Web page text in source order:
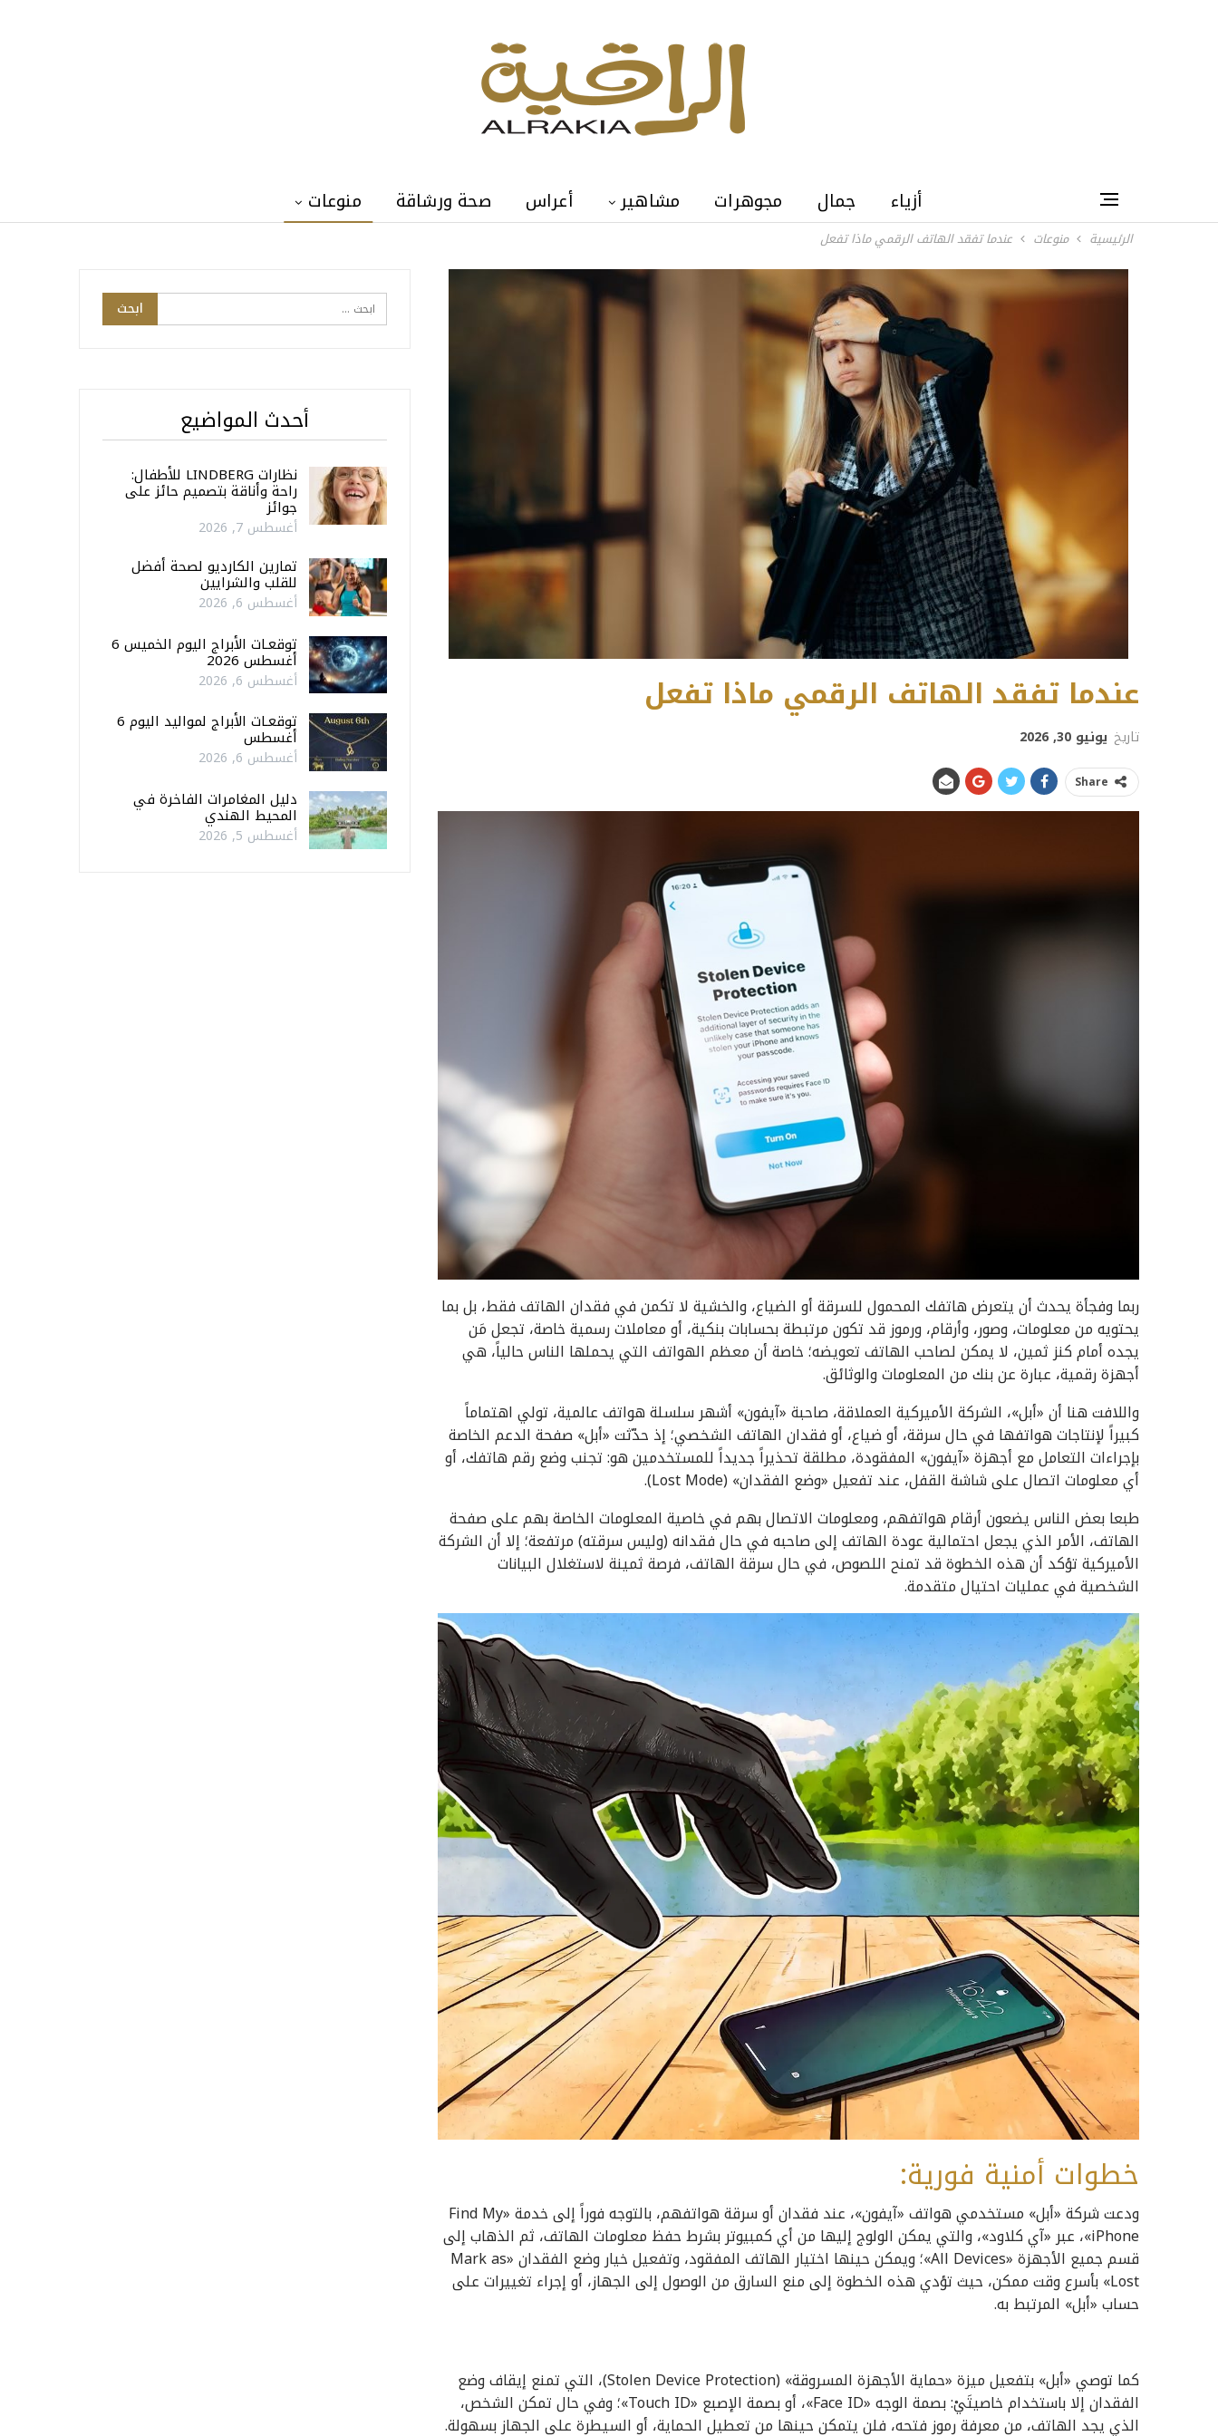
أزياء جمال مجوهرات مشاهير أعراس صحة ورشاقة منوعات
الرئيسية منوعات عندما تفقد الهاتف الرقمي ماذا تفعل
عندما تفقد الهاتف الرقمي ماذا تفعل
تاريخ يونيو 30, 2026
Share
ربما وفجأة يحدث أن يتعرض هاتفك المحمول للسرقة أو الضياع، والخشية لا تكمن في فقدان الهاتف فقط، بل بما
يحتويه من معلومات، وصور، وأرقام، ورموز قد تكون مرتبطة بحسابات بنكية، أو معاملات رسمية خاصة، تجعل مَن
يجده أمام كنز ثمين، لا يمكن لصاحب الهاتف تعويضه؛ خاصة أن معظم الهواتف التي يحملها الناس حالياً، هي
أجهزة رقمية، عبارة عن بنك من المعلومات والوثائق.
واللافت هنا أن «أبل»، الشركة الأميركية العملاقة، صاحبة «آيفون» أشهر سلسلة هواتف عالمية، تولي اهتماماً
كبيراً لإنتاجات هواتفها في حال سرقة، أو ضياع، أو فقدان الهاتف الشخصي؛ إذ حدّثت «أبل» صفحة الدعم الخاصة
بإجراءات التعامل مع أجهزة «آيفون» المفقودة، مطلقة تحذيراً جديداً للمستخدمين هو: تجنب وضع رقم هاتفك، أو
أي معلومات اتصال على شاشة القفل، عند تفعيل «وضع الفقدان» (Lost Mode).
طبعا بعض الناس يضعون أرقام هواتفهم، ومعلومات الاتصال بهم في خاصية المعلومات الخاصة بهم على صفحة
الهاتف، الأمر الذي يجعل احتمالية عودة الهاتف إلى صاحبه في حال فقدانه (وليس سرقته) مرتفعة؛ إلا أن الشركة
الأميركية تؤكد أن هذه الخطوة قد تمنح اللصوص، في حال سرقة الهاتف، فرصة ثمينة لاستغلال البيانات
الشخصية في عمليات احتيال متقدمة.
خطوات أمنية فورية:
ودعت شركة «أبل» مستخدمي هواتف «آيفون»، عند فقدان أو سرقة هواتفهم، بالتوجه فوراً إلى خدمة «Find My
iPhone»، عبر «آي كلاود»، والتي يمكن الولوج إليها من أي كمبيوتر بشرط حفظ معلومات الهاتف، ثم الذهاب إلى
قسم جميع الأجهزة «All Devices»؛ ويمكن حينها اختيار الهاتف المفقود، وتفعيل خيار وضع الفقدان «Mark as
Lost» بأسرع وقت ممكن، حيث تؤدي هذه الخطوة إلى منع السارق من الوصول إلى الجهاز، أو إجراء تغييرات على
حساب «أبل» المرتبط به.
كما توصي «أبل» بتفعيل ميزة «حماية الأجهزة المسروقة» (Stolen Device Protection)، التي تمنع إيقاف وضع
الفقدان إلا باستخدام خاصيتَيْ: بصمة الوجه «Face ID»، أو بصمة الإصبع «Touch ID»؛ وفي حال تمكن الشخص،
الذي يجد الهاتف، من معرفة رموز فتحه، فلن يتمكن حينها من تعطيل الحماية، أو السيطرة على الجهاز بسهولة.
أحدث المواضيع
نظارات LINDBERG للأطفال:
راحة وأناقة بتصميم حائز على
جوائز
أغسطس 7, 2026
تمارين الكارديو لصحة أفضل
للقلب والشرايين
أغسطس 6, 2026
توقعـات الأبراج اليوم الخميس 6
أغسطس 2026
أغسطس 6, 2026
توقعـات الأبراج لمواليد اليوم 6
أغسطس
أغسطس 6, 2026
دليل المغامرات الفاخرة في
المحيط الهندي
أغسطس 5, 2026